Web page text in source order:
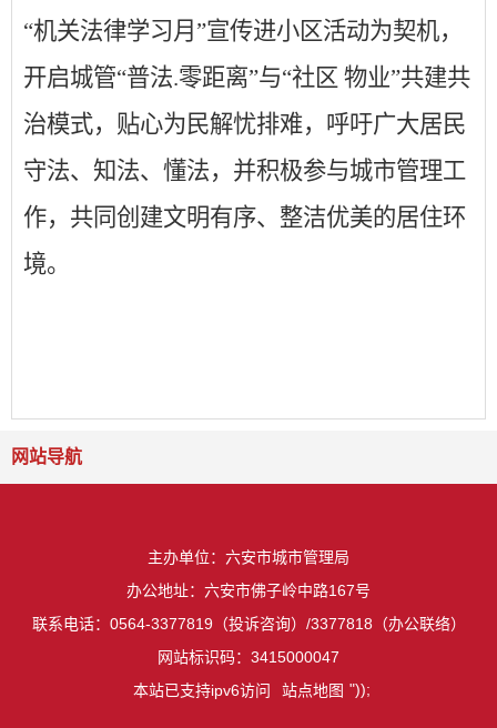
“机关法律学习月”宣传进小区活动为契机，
开启城管“普法.零距离”与“社区 物业”共建共
治模式，贴心为民解忧排难，呼吁广大居民
守法、知法、懂法，并积极参与城市管理工
作，共同创建文明有序、整洁优美的居住环
境。
网站导航
主办单位：六安市城市管理局
办公地址：六安市佛子岭中路167号
联系电话：0564-3377819（投诉咨询）/3377818（办公联络）
网站标识码：3415000047
本站已支持ipv6访问
站点地图 "));